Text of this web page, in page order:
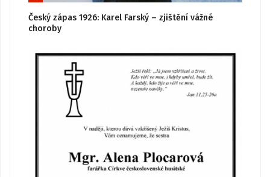
Český zápas 1926: Karel Farský – zjištění vážné
choroby